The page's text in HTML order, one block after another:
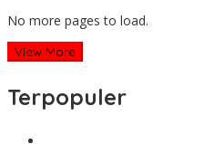
No more pages to load.
View More
Terpopuler